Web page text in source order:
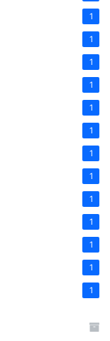
1
1
1
1
1
1
1
1
1
1
1
1
1